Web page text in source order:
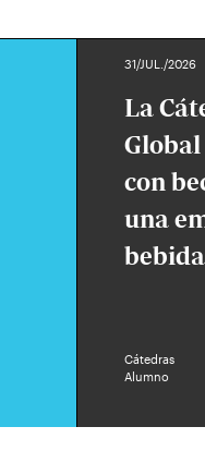
31/JUL./2026
La
con
una
Cátedras
Alumno